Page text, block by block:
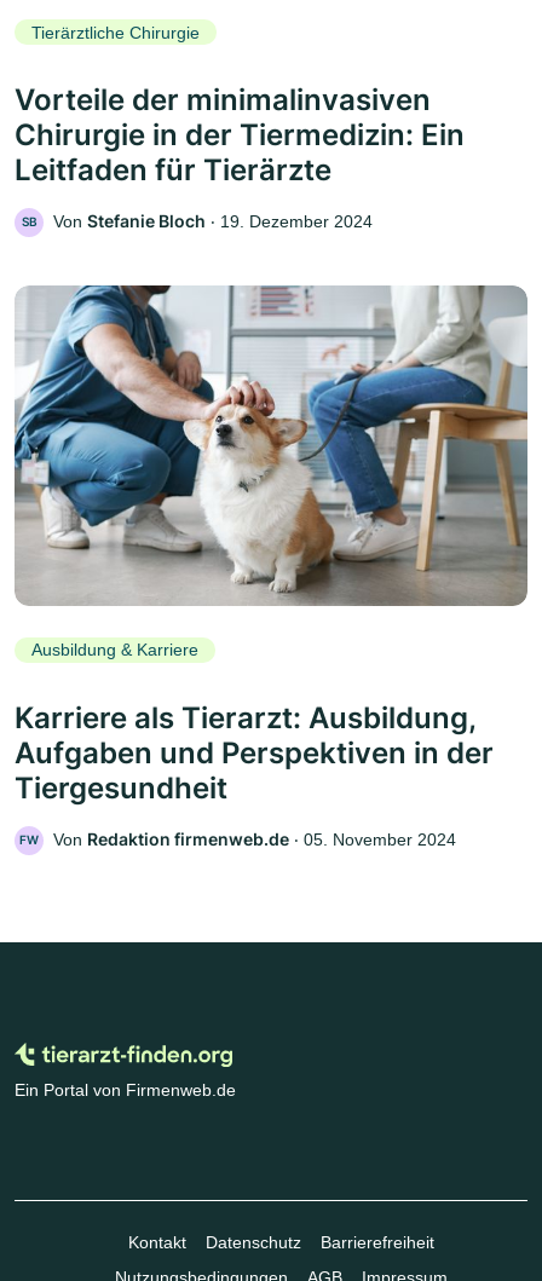
Tierärztliche Chirurgie
Vorteile der minimalinvasiven
Chirurgie in der Tiermedizin: Ein
Leitfaden für Tierärzte
SB Von Stefanie Bloch ‧ 19. Dezember 2024
Ausbildung & Karriere
Karriere als Tierarzt: Ausbildung,
Aufgaben und Perspektiven in der
Tiergesundheit
FW Von Redaktion firmenweb.de ‧ 05. November 2024
Ein Portal von Firmenweb.de
Kontakt Datenschutz
Barrierefreiheit
Nutzungsbedingungen
AGB Impressum